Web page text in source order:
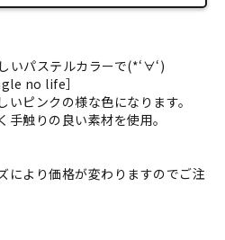
いパステルカラーで(*‘∀‘)
no life］
ピンクの様な色になります。
触りの良い素材を使用。
により価格が変わりますのでご注